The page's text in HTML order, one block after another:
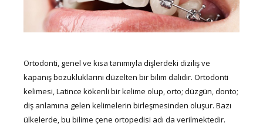
Ortodonti, genel ve kısa tanımıyla dişlerdeki diziliş ve
kapanış bozukluklarını düzelten bir bilim dalıdır. Ortodonti
kelimesi, Latince kökenli bir kelime olup, orto; düzgün, donto;
diş anlamına gelen kelimelerin birleşmesinden oluşur. Bazı
ülkelerde, bu bilime çene ortopedisi adı da verilmektedir.